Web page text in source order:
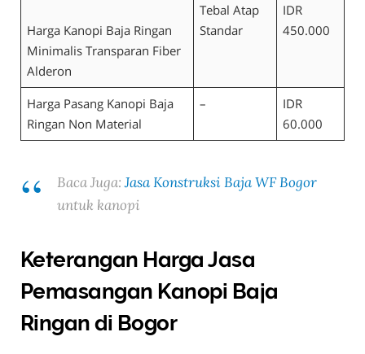
Harga Kanopi Baja Ringan
Minimalis Transparan Fiber
Alderon
Tebal Atap
Standar
IDR
450.000
Harga Pasang Kanopi Baja
Ringan Non Material
–
IDR
60.000
Baca Juga:Jasa Konstruksi Baja WF Bogor
untuk kanopi
Keterangan Harga Jasa
Pemasangan Kanopi Baja
Ringan di Bogor